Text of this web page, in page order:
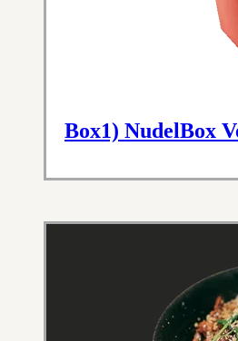
Box1) NudelBox